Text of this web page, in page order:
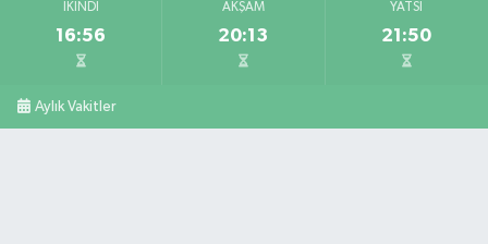
İKINDI
16:56
AKŞAM
20:13
YATSI
21:50
Aylık Vakitler